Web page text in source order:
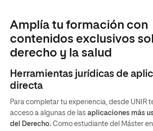
Amplía tu formación con
contenidos exclusivos
derecho y la salud
Herramientas jurídicas de
directa
Para completar tu experiencia, desde UNIR
acceso a algunas de las aplicaciones más
del Derecho. Como estudiante del Máster